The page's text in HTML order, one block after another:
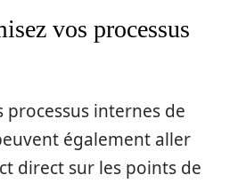
vos processus
processus internes de
également aller
direct sur les points de